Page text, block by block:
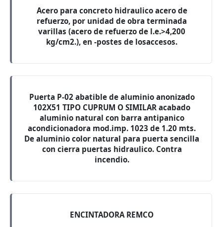
Acero para concreto hidraulico acero de
refuerzo, por unidad de obra terminada
varillas (acero de refuerzo de l.e.>4,200
kg/cm2.), en -postes de losaccesos.
Puerta P-02 abatible de aluminio anonizado
102X51 TIPO CUPRUM O SIMILAR acabado
aluminio natural con barra antipanico
acondicionadora mod.imp. 1023 de 1.20 mts.
De aluminio color natural para puerta sencilla
con cierra puertas hidraulico. Contra
incendio.
ENCINTADORA REMCO